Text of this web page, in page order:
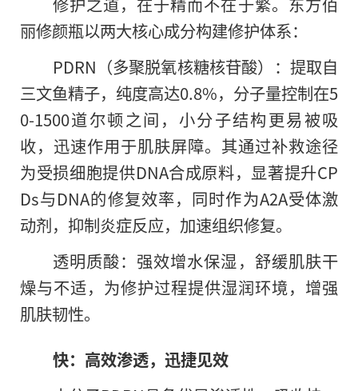
丽修颜瓶以两大核心成分构建修护体系：
PDRN（多聚脱氧核糖核苷酸）：提取自
三文鱼精子，纯度高达0.8%，分子量控制在5
0-1500道尔顿之间，小分子结构更易被吸
收，迅速作用于肌肤屏障。其通过补救途径
为受损细胞提供DNA合成原料，显著提升CP
Ds与DNA的修复效率，同时作为A2A受体激
动剂，抑制炎症反应，加速组织修复。
透明质酸：强效增水保湿，舒缓肌肤干
燥与不适，为修护过程提供湿润环境，增强
肌肤韧性。
快：高效渗透，迅捷见效